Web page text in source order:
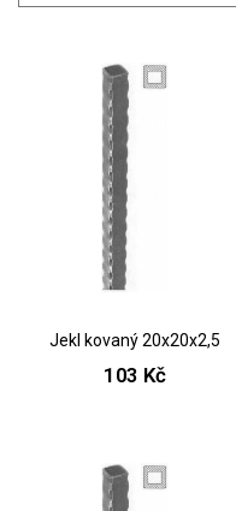
Jekl kovaný 20x20x2,5
103 Kč